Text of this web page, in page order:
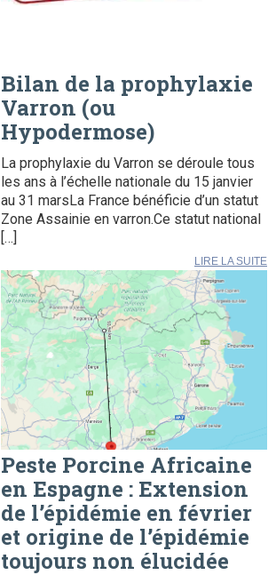
Bilan de la prophylaxie
Varron (ou
Hypodermose)
La prophylaxie du Varron se déroule tous
les ans à l’échelle nationale du 15 janvier
au 31 marsLa France bénéficie d’un statut
Zone Assainie en varron.Ce statut national
[…]
LIRE LA SUITE
Peste Porcine Africaine
en Espagne : Extension
de l’épidémie en février
et origine de l’épidémie
toujours non élucidée